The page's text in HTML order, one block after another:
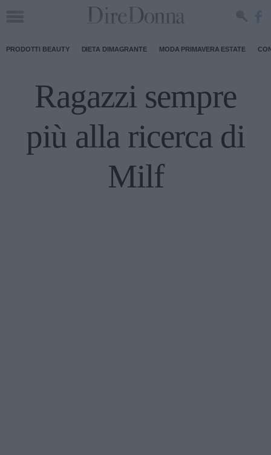
PRODOTTI BEAUTY DIETA DIMAGRANTE MODA PRIMAVERA ESTATE
Ragazzi sempre
più alla ricerca di
Milf